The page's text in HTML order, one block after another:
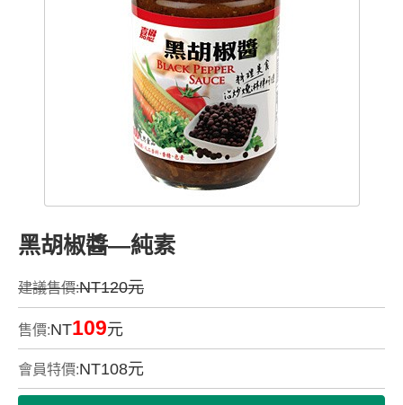
黑胡椒醬—純素
建議售價:NT120元
售價:NT109元
會員特價:NT108元